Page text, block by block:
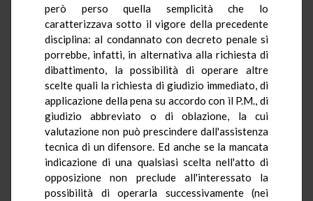
però perso quella semplicità che lo
caratterizzava sotto il vigore della precedente
disciplina: al condannato con decreto penale si
porrebbe, infatti, in alternativa alla richiesta di
dibattimento, la possibilità di operare altre
scelte quali la richiesta di giudizio immediato, di
applicazione della pena su accordo con il P.M., di
giudizio abbreviato o di oblazione, la cui
valutazione non può prescindere dall'assistenza
tecnica di un difensore. Ed anche se la mancata
indicazione di una qualsiasi scelta nell'atto di
opposizione non preclude all'interessato la
possibilità di operarla successivamente (nei